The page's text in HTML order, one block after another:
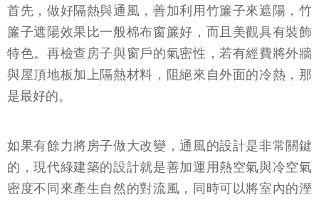
首先，做好隔熱與通風，善加利用竹簾子來遮陽，竹
簾子遮陽效果比一般棉布窗簾好，而且美觀具有裝飾
特色。再檢查房子與窗戶的氣密性，若有經費將外牆
與屋頂地板加上隔熱材料，阻絕來自外面的冷熱，那
是最好的。
如果有餘力將房子做大改變，通風的設計是非常關鍵
的，現代綠建築的設計就是善加運用熱空氣與冷空氣
密度不同來產生自然的對流風，同時可以將室內的溼